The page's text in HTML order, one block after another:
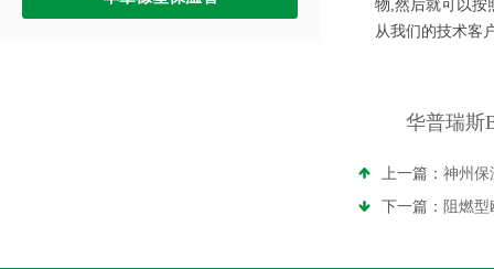
物,然后就可以按
从我们的技术客
华普瑞斯
上一篇： 神州保
下一篇： 阻燃